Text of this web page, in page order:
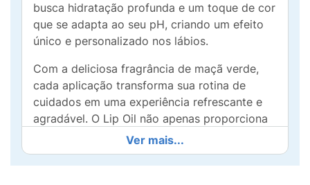
busca hidratação profunda e um toque de cor
que se adapta ao seu pH, criando um efeito
único e personalizado nos lábios.
Com a deliciosa fragrância de maçã verde,
cada aplicação transforma sua rotina de
cuidados em uma experiência refrescante e
agradável. O Lip Oil não apenas proporciona
brilho e suavidade, mas também garante
lábios hidratados e saudáveis ao longo do
dia. Ideal para ser usado sozinho ou como um
Ver mais...